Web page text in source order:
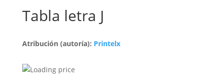
Tabla letra J
Atribución (autoría): Printelx